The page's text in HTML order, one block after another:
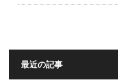
最近の記事